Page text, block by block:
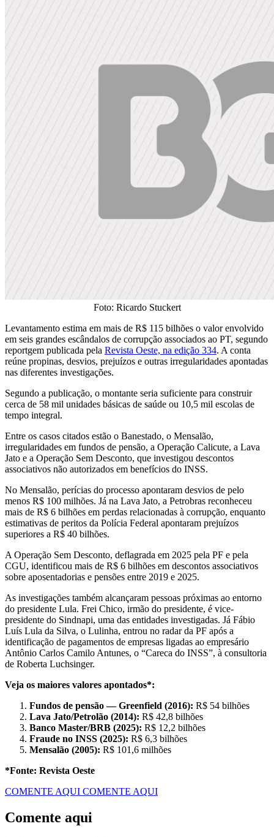
Foto: Ricardo Stuckert
Levantamento estima em mais de R$ 115 bilhões o valor envolvido
em seis grandes escândalos de corrupção associados ao PT, segundo
reportgem publicada pela Revista Oeste, na edição 334. A conta
reúne propinas, desvios, prejuízos e outras irregularidades apontadas
nas diferentes investigações.
Segundo a publicação, o montante seria suficiente para construir
cerca de 58 mil unidades básicas de saúde ou 10,5 mil escolas de
tempo integral.
Entre os casos citados estão o Banestado, o Mensalão,
irregularidades em fundos de pensão, a Operação Calicute, a Lava
Jato e a Operação Sem Desconto, que investigou descontos
associativos não autorizados em benefícios do INSS.
No Mensalão, perícias do processo apontaram desvios de pelo
menos R$ 100 milhões. Já na Lava Jato, a Petrobras reconheceu
mais de R$ 6 bilhões em perdas relacionadas à corrupção, enquanto
estimativas de peritos da Polícia Federal apontaram prejuízos
superiores a R$ 40 bilhões.
A Operação Sem Desconto, deflagrada em 2025 pela PF e pela
CGU, identificou mais de R$ 6 bilhões em descontos associativos
sobre aposentadorias e pensões entre 2019 e 2025.
As investigações também alcançaram pessoas próximas ao entorno
do presidente Lula. Frei Chico, irmão do presidente, é vice-
presidente do Sindnapi, uma das entidades investigadas. Já Fábio
Luís Lula da Silva, o Lulinha, entrou no radar da PF após a
identificação de pagamentos de empresas ligadas ao empresário
Antônio Carlos Camilo Antunes, o “Careca do INSS”, à consultoria
de Roberta Luchsinger.
Veja os maiores valores apontados*:
Fundos de pensão — Greenfield (2016): R$ 54 bilhões
Lava Jato/Petrolão (2014): R$ 42,8 bilhões
Banco Master/BRB (2025): R$ 12,2 bilhões
Fraude no INSS (2025): R$ 6,3 bilhões
Mensalão (2005): R$ 101,6 milhões
*Fonte: Revista Oeste
COMENTE AQUI COMENTE AQUI
Comente aqui